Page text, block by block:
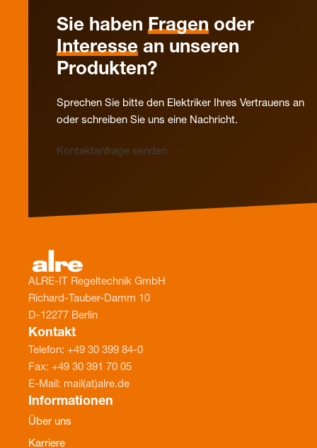
Sie haben Fragen oder
Interesse an unseren
Produkten?
Sprechen Sie bitte den Elektriker Ihres Vertrauens an
oder schreiben Sie uns eine Nachricht.
Kontaktanfrage senden
ALRE-IT Regeltechnik GmbH
Richard-Tauber-Damm 10
D-12277 Berlin
Kontakt
Telefon: +49 30 399 84-0
Fax: +49 30 391 70 05
E-Mail: mail(at)alre.de
Informationen
Über uns
Karriere